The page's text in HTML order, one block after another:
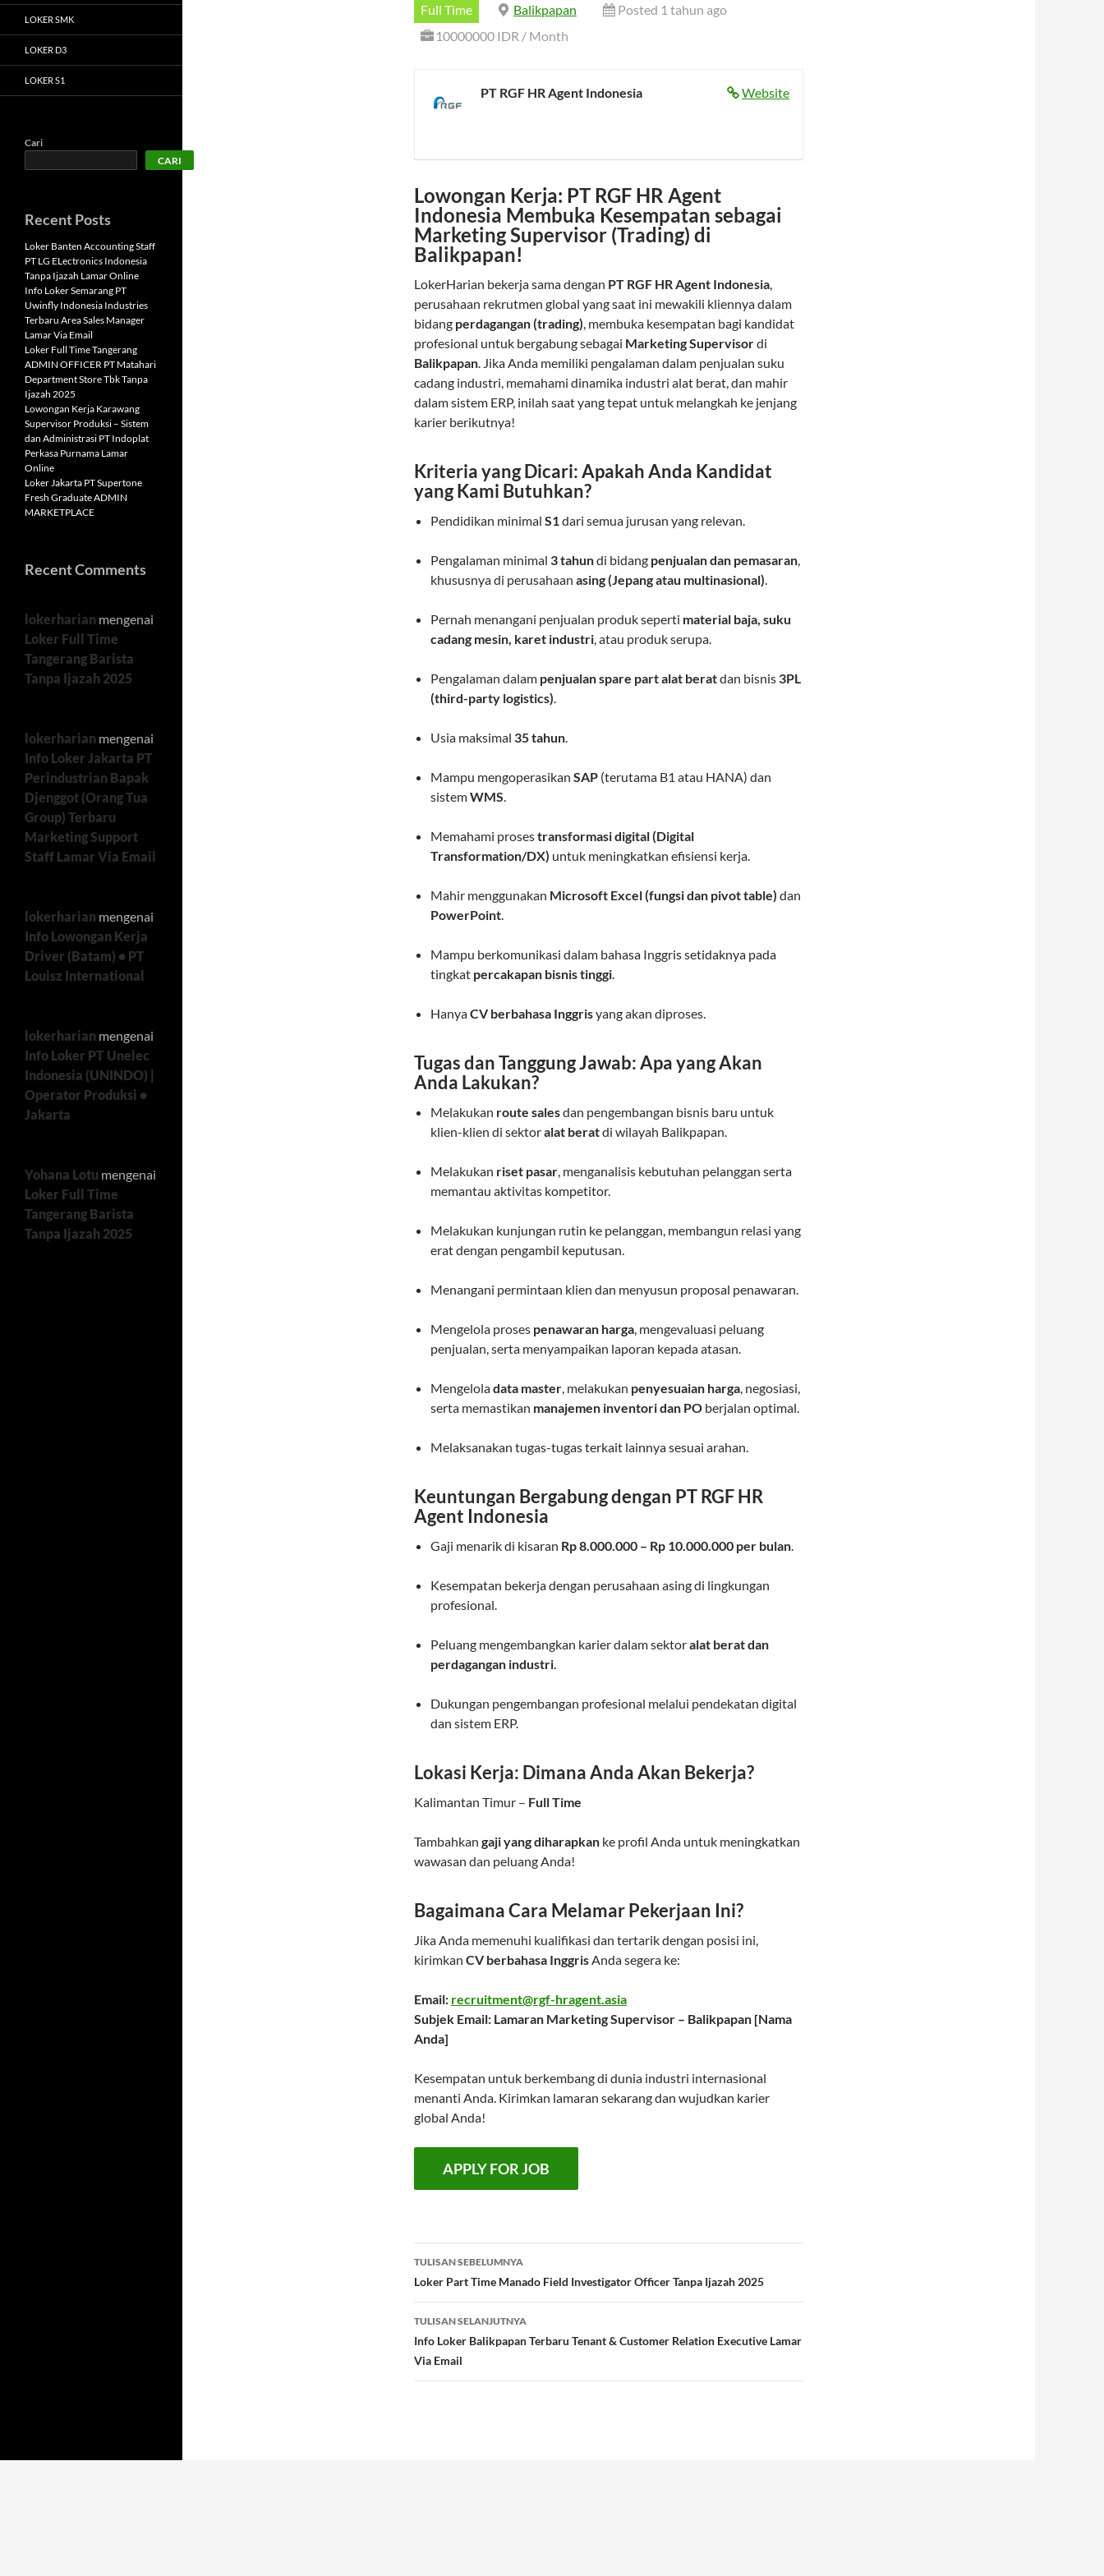
Full Time Balikpapan
Posted 1 tahun ago
10000000 IDR / Month
Website
PT RGF HR Agent Indonesia
Lowongan Kerja: PT RGF HR Agent
Indonesia Membuka Kesempatan sebagai
Marketing Supervisor (Trading) di
Balikpapan!
LokerHarian bekerja sama dengan PT RGF HR Agent Indonesia,
perusahaan rekrutmen global yang saat ini mewakili kliennya dalam
bidang perdagangan (trading), membuka kesempatan bagi kandidat
profesional untuk bergabung sebagai Marketing Supervisordi
Balikpapan. Jika Anda memiliki pengalaman dalam penjualan suku
cadang industri, memahami dinamika industri alat berat, dan mahir
dalam sistem ERP, inilah saat yang tepat untuk melangkah ke jenjang
karier berikutnya!
Kriteria yang Dicari: Apakah Anda Kandidat
yang Kami Butuhkan?
Pendidikan minimal S1dari semua jurusan yang relevan.
Pengalaman minimal 3 tahundi bidang penjualan dan pemasaran,
khususnya di perusahaan asing (Jepang atau multinasional).
Pernah menangani penjualan produk seperti material baja, suku
cadang mesin, karet industri, atau produk serupa.
Pengalaman dalam penjualan spare part alat beratdan bisnis 3PL
(third-party logistics).
Usia maksimal 35 tahun.
Mampu mengoperasikan SAP (terutama B1 atau HANA) dan
sistemWMS.
Memahami prosestransformasi digital (Digital
Transformation/DX) untuk meningkatkan efisiensi kerja.
Mahir menggunakan Microsoft Excel (fungsi dan pivot table) dan
PowerPoint.
Mampu berkomunikasi dalam bahasa Inggris setidaknya pada
tingkat percakapan bisnis tinggi.
HanyaCV berbahasa Inggrisyang akan diproses.
Tugas dan Tanggung Jawab: Apa yang Akan
Anda Lakukan?
Melakukan route salesdan pengembangan bisnis baru untuk
klien-klien di sektoralat beratdi wilayah Balikpapan.
Melakukan riset pasar, menganalisis kebutuhan pelanggan serta
memantau aktivitas kompetitor.
Melakukan kunjungan rutin ke pelanggan, membangun relasi yang
erat dengan pengambil keputusan.
Menangani permintaan klien dan menyusun proposal penawaran.
Mengelola proses penawaran harga, mengevaluasi peluang
penjualan, serta menyampaikan laporan kepada atasan.
Mengeloladata master, melakukan penyesuaian harga, negosiasi,
serta memastikan manajemen inventori dan PO berjalan optimal.
Melaksanakan tugas-tugas terkait lainnya sesuai arahan.
Keuntungan Bergabung dengan PT RGF HR
Agent Indonesia
Gaji menarik di kisaran Rp 8.000.000 – Rp 10.000.000 per bulan.
Kesempatan bekerja dengan perusahaan asing di lingkungan
profesional.
Peluang mengembangkan karier dalam sektoralat berat dan
perdagangan industri.
Dukungan pengembangan profesional melalui pendekatan digital
dan sistem ERP.
Lokasi Kerja: Dimana Anda Akan Bekerja?
Kalimantan Timur – Full Time
Tambahkan gaji yang diharapkan ke profil Anda untuk meningkatkan
wawasan dan peluang Anda!
Bagaimana Cara Melamar Pekerjaan Ini?
Jika Anda memenuhi kualifikasi dan tertarik dengan posisi ini,
kirimkan CV berbahasa InggrisAnda segera ke:
Email: recruitment@rgf-hragent.asia
Subjek Email: Lamaran Marketing Supervisor – Balikpapan [Nama
Anda]
Kesempatan untuk berkembang di dunia industri internasional
menanti Anda. Kirimkan lamaran sekarang dan wujudkan karier
global Anda!
Navigasi
Tulisan
TULISAN SEBELUMNYA
Loker Part Time Manado Field Investigator Officer Tanpa Ijazah 2025
TULISAN SELANJUTNYA
Info Loker Balikpapan Terbaru Tenant & Customer Relation Executive Lamar
Via Email
LOKER SMK
LOKER D3
LOKER S1
Cari
CARI
Recent Posts
Loker Banten Accounting Staff
PT LG ELectronics Indonesia
Tanpa Ijazah Lamar Online
Info Loker Semarang PT
Uwinfly Indonesia Industries
Terbaru Area Sales Manager
Lamar Via Email
Loker Full Time Tangerang
ADMIN OFFICER PT Matahari
Department Store Tbk Tanpa
Ijazah 2025
Lowongan Kerja Karawang
Supervisor Produksi – Sistem
dan Administrasi PT Indoplat
Perkasa Purnama Lamar
Online
Loker Jakarta PT Supertone
Fresh Graduate ADMIN
MARKETPLACE
Recent Comments
lokerharian mengenai
Loker Full Time
Tangerang Barista
Tanpa Ijazah 2025
lokerharian mengenai
Info Loker Jakarta PT
Perindustrian Bapak
Djenggot (Orang Tua
Group) Terbaru
Marketing Support
Staff Lamar Via Email
lokerharian mengenai
Info Lowongan Kerja
Driver (Batam) • PT
Louisz International
lokerharian mengenai
Info Loker PT Unelec
Indonesia (UNINDO) |
Operator Produksi •
Jakarta
Yohana Lotu mengenai
Loker Full Time
Tangerang Barista
Tanpa Ijazah 2025